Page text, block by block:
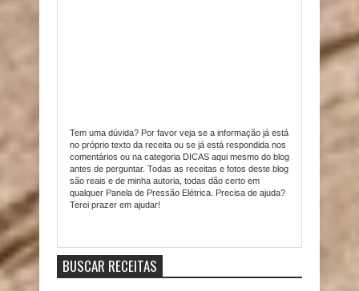
Tem uma dúvida? Por favor veja se a informação já está
no próprio texto da receita ou se já está respondida nos
comentários ou na categoria DICAS aqui mesmo do blog
antes de perguntar. Todas as receitas e fotos deste blog
são reais e de minha autoria, todas dão certo em
qualquer Panela de Pressão Elétrica. Precisa de ajuda?
Terei prazer em ajudar!
BUSCAR RECEITAS